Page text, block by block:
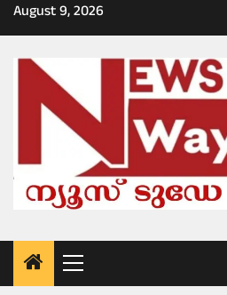
Skip
to
August 9, 2026
Primary
Menu